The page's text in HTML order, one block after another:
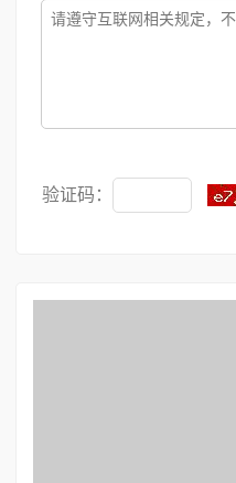
验证码：